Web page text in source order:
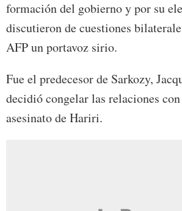
formación del gobierno y por su
discutieron de cuestiones
AFP un portavoz sirio.
Fue el predecesor de Sarkozy,
decidió congelar las relaciones
asesinato de Hariri.